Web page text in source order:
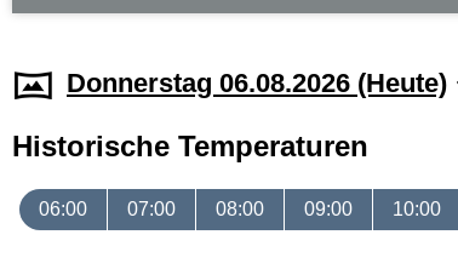
Donnerstag 06.08.2026 (Heute)
Historische Temperaturen
06:00 07:00 08:00 09:00 10:00